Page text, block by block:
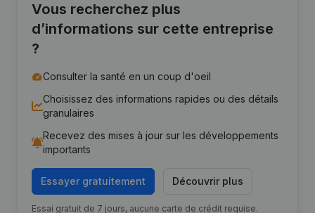
Vous recherchez plus
d’informations sur cette entreprise
?
Consulter la santé en un coup d'oeil
Choisissez des informations rapides ou des détails
granulaires
Recevez des mises à jour sur les développements
importants
Essayer gratuitement Découvrir plus
Essai gratuit de 7 jours, aucune carte de crédit requise.